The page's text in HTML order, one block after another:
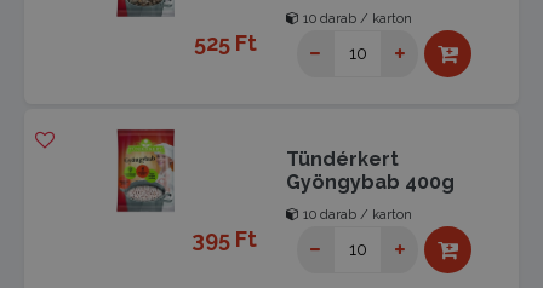
10 darab / karton
525 Ft
Tündérkert
Gyöngybab 400g
10 darab / karton
395 Ft